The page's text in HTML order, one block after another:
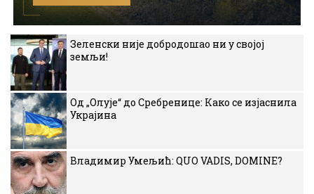
Зеленски није добродошао ни у својој
земљи!
Од „Олује“ до Сребренице: Како се изјаснила
Украјина
Владимир Умељић: QUO VADIS, DOMINE?